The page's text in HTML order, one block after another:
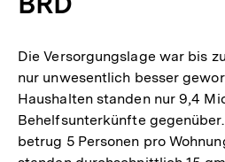
Die Versorgungslage war bis
nur unwesentlich besser
Haushalten standen nur 9,4
Behelfsunterkünfte
betrug 5 Personen pro